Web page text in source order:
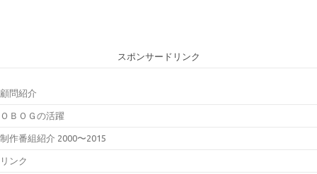
スポンサードリンク
顧問紹介
ＯＢＯＧの活躍
制作番組紹介 2000〜2015
リンク